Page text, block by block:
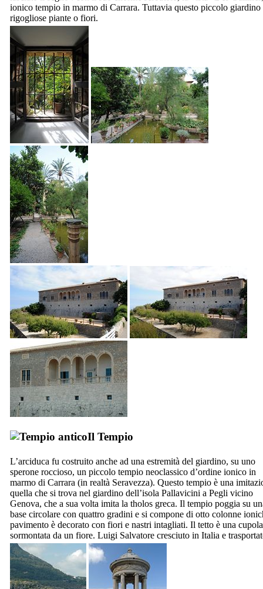
ionico tempio in marmo di Carrara. Tuttavia questo piccolo giardino
rigogliose piante o fiori.
Il Tempio
L’arciduca fu costruito anche ad una estremità del giardino, su uno
sperone roccioso, un piccolo tempio neoclassico d’ordine ionico in
marmo di Carrara (in realtà Seravezza). Questo tempio è una
quella che si trova nel giardino dell’isola Pallavicini a Pegli vicino
Genova, che a sua volta imita la tholos greca. Il tempio poggia su
base circolare con quattro gradini e si compone di otto colonne
pavimento è decorato con fiori e nastri intagliati. Il tetto è una cupola
sormontata da un fiore. Luigi Salvatore cresciuto in Italia e